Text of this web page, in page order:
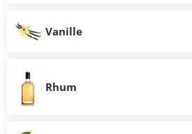
Vanille
Rhum